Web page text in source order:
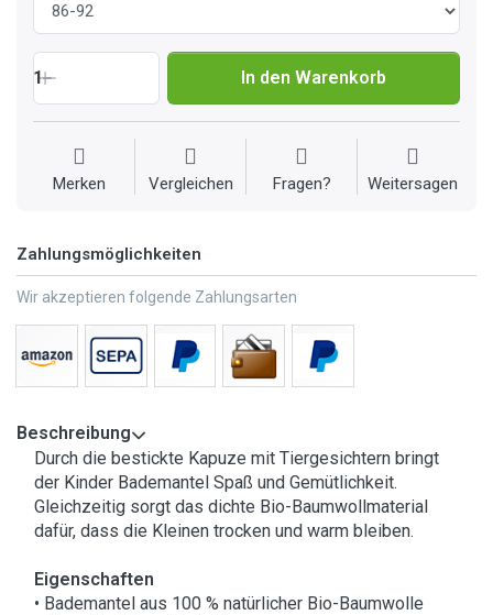
1 In den Warenkorb
Merken Vergleichen Fragen? Weitersagen
Zahlungsmöglichkeiten
Wir akzeptieren folgende Zahlungsarten
Beschreibung
Durch die bestickte Kapuze mit Tiergesichtern bringt
der Kinder Bademantel Spaß und Gemütlichkeit.
Gleichzeitig sorgt das dichte Bio-Baumwollmaterial
dafür, dass die Kleinen trocken und warm bleiben.
Eigenschaften
• Bademantel aus 100 % natürlicher Bio-Baumwolle